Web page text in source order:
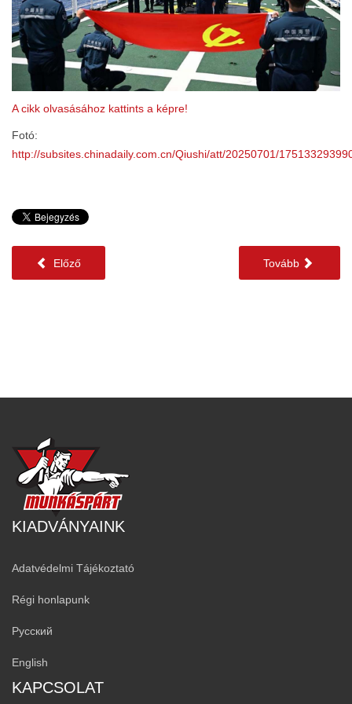
A cikk olvasásához kattints a képre!
Fotó:
http://subsites.chinadaily.com.cn/Qiushi/att/20250701/
Előző Tovább
KIADVÁNYAINK
Adatvédelmi Tájékoztató
Régi honlapunk
Русский
English
KAPCSOLAT